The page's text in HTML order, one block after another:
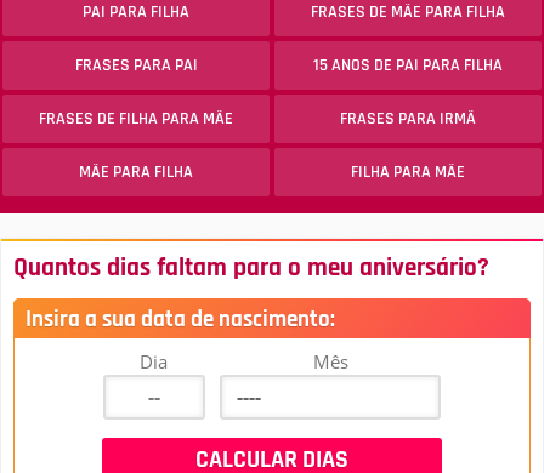
PAI PARA FILHA FRASES DE MÃE PARA FILHA
FRASES PARA PAI 15 ANOS DE PAI PARA FILHA
FRASES DE FILHA PARA MÃE FRASES PARA IRMÃ
MÃE PARA FILHA FILHA PARA MÃE
Quantos dias faltam para o meu aniversário?
Insira a sua data de nascimento:
Dia Mês